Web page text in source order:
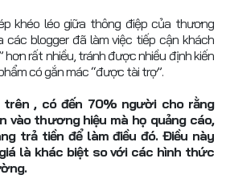
khéo léo giữa thông điệp của thương
các blogger đã làm việc tiếp cận khách
hơn rất nhiều, tránh được nhiều định kiến
có gắn mác “được tài trợ”.
, có đến 70% người cho rằng
thương hiệu mà họ quảng cáo,
trả tiền để làm điều đó. Điều này
là khác biệt so với các hình thức